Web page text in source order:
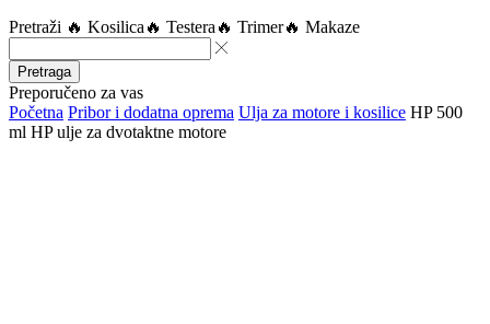
Pretraži 🔥 Kosilica 🔥 Testera 🔥 Trimer🔥 Makaze
Pretraga
Preporučeno za vas
Početna Pribor i dodatna oprema Ulja za motore i kosilice HP 500
ml HP ulje za dvotaktne motore